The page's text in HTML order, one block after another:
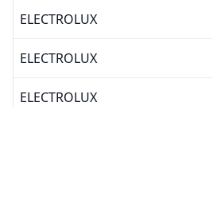
ELECTROLUX
ELECTROLUX
ELECTROLUX